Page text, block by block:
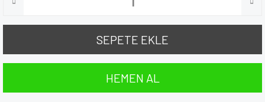
SEPETE EKLE
HEMEN AL